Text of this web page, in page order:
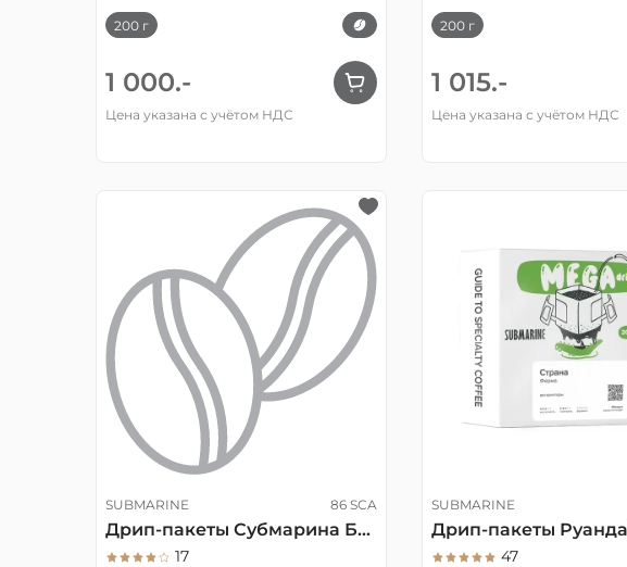
200 г
1 000.-
Цена указана с учётом НДС
200 г
1 015.-
Цена указана с учётом НДС
SUBMARINE 86 SCA
Дрип-пакеты Субмарина Бразилия Минас-Жерайс Грандо, 6 шт.
17
SUBMARINE
47